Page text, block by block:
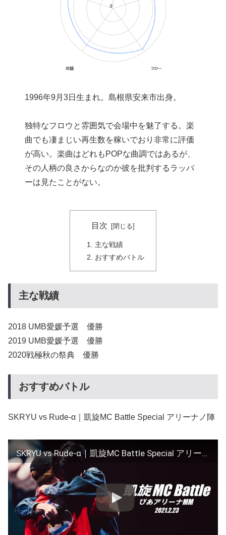
1996年9月3日生まれ。島根県安来市出身。
独特なフロウと雰囲気で会場中を魅了する。楽
曲でも凄まじい再生数を稼いでおり非常に評価
が高い。楽曲はどれもPOPな曲調ではあるが、
その人柄の良さからなのか彼を批判するラッパ
ーは見たことがない。
目次
主な戦績
おすすめバトル
主な戦績
2018 UMB愛媛予選 優勝
2019 UMB愛媛予選 優勝
2020戦極秋の祭典 優勝
おすすめバトル
SKRYU vs Rude-α｜凱旋MC Battle Special アリーナノ陣
SKRYU vs Rude-α｜凱旋MC Battle Special アリーナノ陣 at ぴあアリーナMM 【全試合ABEMAで配信中】